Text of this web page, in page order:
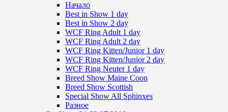
Начало
Best in Show 1 day
Best in Show 2 day
WCF Ring Adult 1 day
WCF Ring Adult 2 day
WCF Ring Kitten/Junior 1 day
WCF Ring Kitten/Junior 2 day
WCF Ring Neuter 1 day
Breed Show Maine Coon
Breed Show Scottish
Special Show All Sphinxes
Разное